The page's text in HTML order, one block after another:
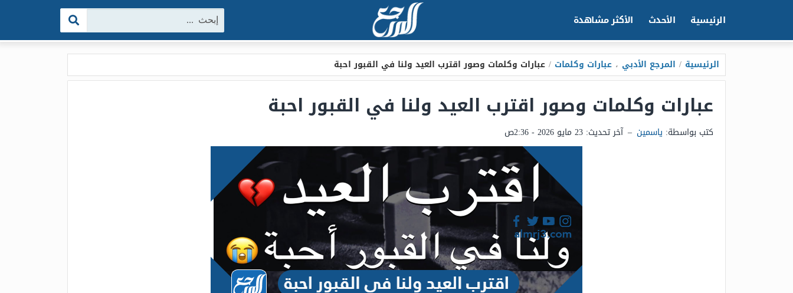
الرئيسية الأحدث الأكثر مشاهدة البحث:
الرئيسية / المرجع الأدبي ، عبارات وكلمات / عبارات وكلمات وصور اقترب العيد ولنا في القبور احبة
عبارات وكلمات وصور اقترب العيد ولنا في القبور احبة
كتب بواسطة: ياسمين – آخر تحديث: 23 مايو 2026 - 2:36ص